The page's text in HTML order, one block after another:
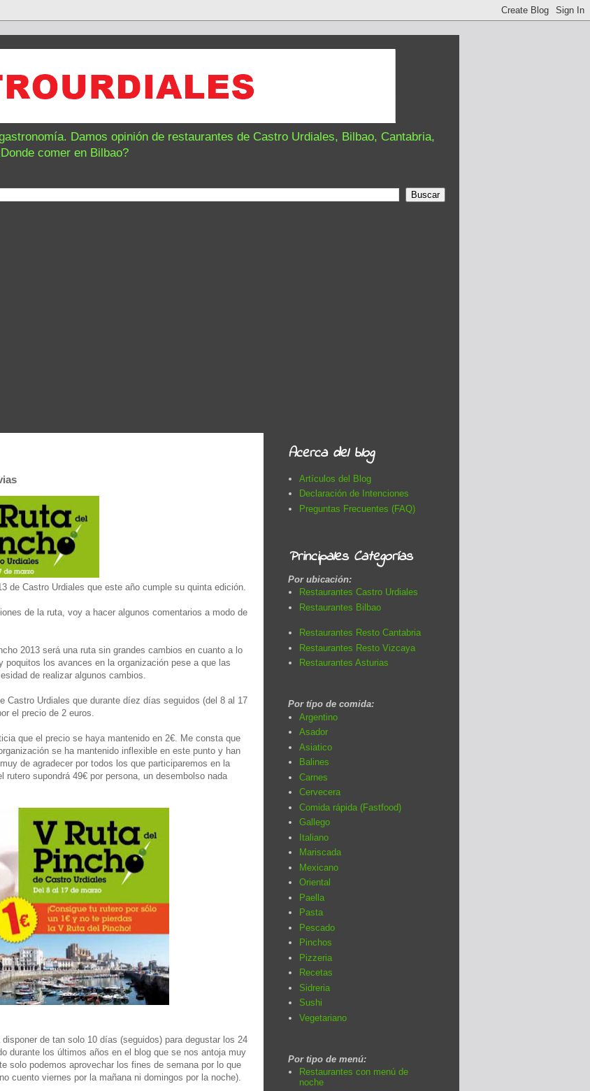
Damos opinión de restaurantes de Castro Urdiales, Bilbao, Cantabria,
comer en Bilbao?
de Castro Urdiales que este año cumple su quinta edición.
de la ruta, voy a hacer algunos comentarios a modo de
2013 será una ruta sin grandes cambios en cuanto a lo
los avances en la organización pese a que las
de realizar algunos cambios.
Castro Urdiales que durante díez días seguidos (del 8 al 17
el precio de 2 euros.
que el precio se haya mantenido en 2€. Me consta que
se ha mantenido inflexible en este punto y han
de agradecer por todos los que participaremos en la
supondrá 49€ por persona, un desembolso nada
de tan solo 10 días (seguidos) para degustar los 24
durante los últimos años en el blog que se nos antoja muy
solo podemos aprovechar los fines de semana por lo que
cuento viernes por la mañana ni domingos por la noche).
Acerca del blog
Artículos del Blog
Declaración de Intenciones
Preguntas Frecuentes (FAQ)
Principales Categorías
Por ubicación:
Restaurantes Castro Urdiales
Restaurantes Bilbao
Restaurantes Resto Cantabria
Restaurantes Resto Vizcaya
Restaurantes Asturias
Por típo de comida:
Argentino
Asador
Asiatico
Balines
Carnes
Cervecera
Comida rápida (Fastfood)
Gallego
Italiano
Mariscada
Mexicano
Oriental
Paella
Pasta
Pescado
Pinchos
Pizzeria
Recetas
Sidreria
Sushi
Vegetariano
Por tipo de menú:
Restaurantes con menú de
noche